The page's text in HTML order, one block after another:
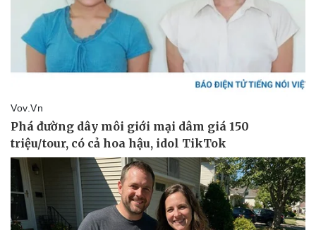
Bóng đá
Lịch thi đấu bóng đá
Thế giới thể thao
eSports
Hậu trường
Ô tô
Tư vấn